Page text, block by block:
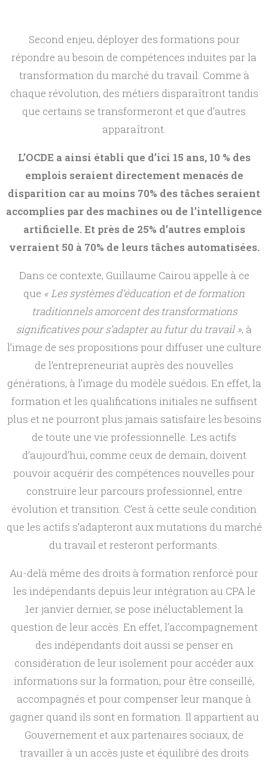
Second enjeu, déployer des formations pour
répondre au besoin de compétences induites par la
transformation du marché du travail. Comme à
chaque révolution, des métiers disparaîtront tandis
que certains se transformeront et que d’autres
apparaîtront.
L’OCDE a ainsi établi que d’ici 15 ans, 10 % des
emplois seraient directement menacés de
disparition car au moins 70% des tâches seraient
accomplies par des machines ou de l’intelligence
artificielle. Et près de 25% d’autres emplois
verraient 50 à 70% de leurs tâches automatisées.
Dans ce contexte, Guillaume Cairou appelle à ce
que « Les systèmes d’éducation et de formation
traditionnels amorcent des transformations
significatives pour s’adapter au futur du travail », à
l’image de ses propositions pour diffuser une culture
de l’entrepreneuriat auprès des nouvelles
générations, à l’image du modèle suédois. En effet, la
formation et les qualifications initiales ne suffisent
plus et ne pourront plus jamais satisfaire les besoins
de toute une vie professionnelle. Les actifs
d’aujourd’hui, comme ceux de demain, doivent
pouvoir acquérir des compétences nouvelles pour
construire leur parcours professionnel, entre
évolution et transition. C’est à cette seule condition
que les actifs s’adapteront aux mutations du marché
du travail et resteront performants.
Au-delà même des droits à formation renforcé pour
les indépendants depuis leur intégration au CPA le
1er janvier dernier, se pose inéluctablement la
question de leur accès. En effet, l’accompagnement
des indépendants doit aussi se penser en
considération de leur isolement pour accéder aux
informations sur la formation, pour être conseillé,
accompagnés et pour compenser leur manque à
gagner quand ils sont en formation. Il appartient au
Gouvernement et aux partenaires sociaux, de
travailler à un accès juste et équilibré des droits